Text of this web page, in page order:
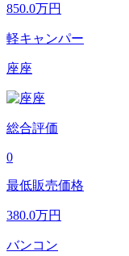
850.0万円
軽キャンパー
座座
総合評価
0
最低販売価格
380.0万円
バンコン